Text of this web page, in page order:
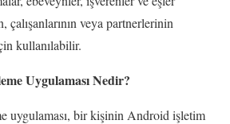
çalışanlarının veya partnerlerinin
kullanılabilir.
Uygulaması Nedir?
uygulaması, bir kişinin Android işletim